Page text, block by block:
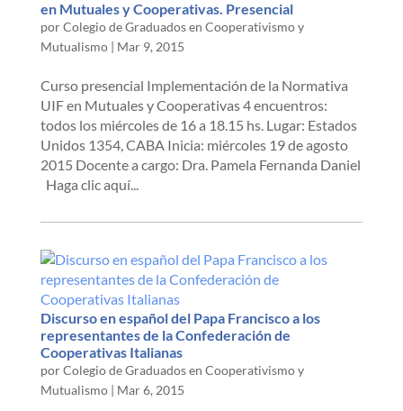
en Mutuales y Cooperativas. Presencial
porColegio de Graduados en Cooperativismo y
Mutualismo| Mar 9, 2015
Curso presencial Implementación de la Normativa
UIF en Mutuales y Cooperativas 4 encuentros:
todos los miércoles de 16 a 18.15 hs. Lugar: Estados
Unidos 1354, CABA Inicia: miércoles 19 de agosto
2015 Docente a cargo: Dra. Pamela Fernanda Daniel
Haga clic aquí...
Discurso en español del Papa Francisco a los
representantes de la Confederación de
Cooperativas Italianas
porColegio de Graduados en Cooperativismo y
Mutualismo| Mar 6, 2015